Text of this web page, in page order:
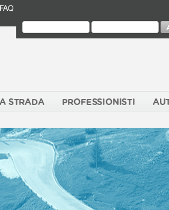
FAQ
STRADA PROFESSIONISTI